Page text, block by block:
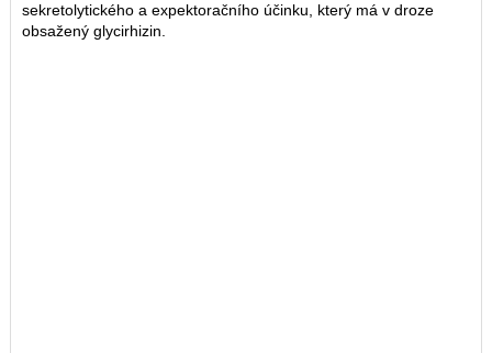
sekretolytického a expektoračního účinku, který má v droze
obsažený glycirhizin.